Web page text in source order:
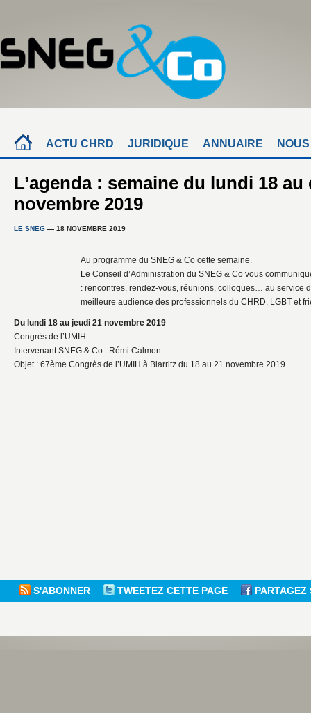
ACTU CHRD JURIDIQUE ANNUAIRE
L’agenda : semaine du lundi 18 au
novembre 2019
LE SNEG — 18 NOVEMBRE 2019
Au programme du SNEG & Co cette semaine.
Le Conseil d’Administration du SNEG & Co vous
: rencontres, rendez-vous, réunions, colloques… au service
meilleure audience des professionnels du CHRD, LGBT et
Du lundi 18 au jeudi 21 novembre 2019
Congrès de l’UMIH
Intervenant SNEG & Co : Rémi Calmon
Objet : 67ème Congrès de l’UMIH à Biarritz du 18 au 21 novembre 2019.
S'ABONNER TWEETEZ CETTE PAGE PARTAGEZ